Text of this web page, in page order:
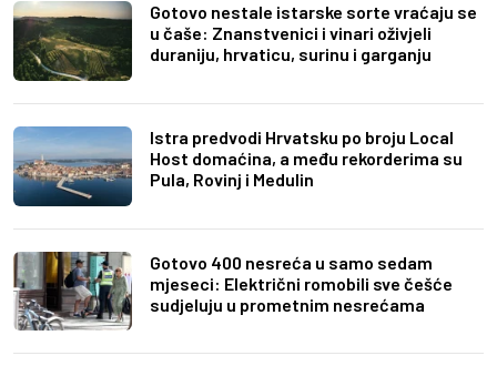
Gotovo nestale istarske sorte vraćaju se
u čaše: Znanstvenici i vinari oživjeli
duraniju, hrvaticu, surinu i garganju
Istra predvodi Hrvatsku po broju Local
Host domaćina, a među rekorderima su
Pula, Rovinj i Medulin
Gotovo 400 nesreća u samo sedam
mjeseci: Električni romobili sve češće
sudjeluju u prometnim nesrećama